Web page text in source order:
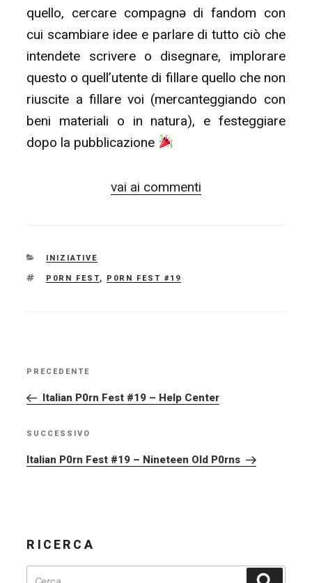
quello, cercare compagnə di fandom con
cui scambiare idee e parlare di tutto ciò che
intendete scrivere o disegnare, implorare
questo o quell’utente di fillare quello che non
riuscite a fillare voi (mercanteggiando con
beni materiali o in natura), e festeggiare
dopo la pubblicazione
vai ai commenti
CATEGORIE
INIZIATIVE
TAG
P0RN FEST, P0RN FEST #19
Articolo
precedente:
PRECEDENTE
Italian P0rn Fest #19 – Help Center
Articolo
successivo
SUCCESSIVO
Italian P0rn Fest #19 – Nineteen Old P0rns
RICERCA